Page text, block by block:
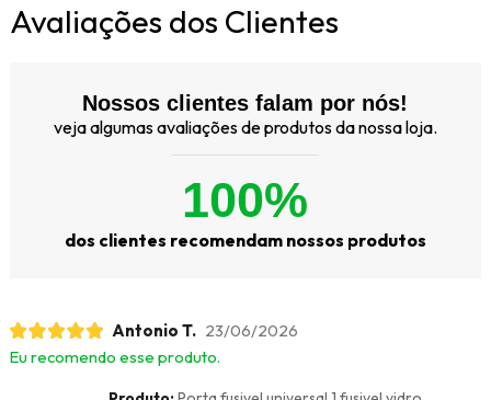
Avaliações dos Clientes
Nossos clientes falam por nós!
veja algumas avaliações de produtos da nossa loja.
100%
dos clientes recomendam nossos produtos
Antonio T. 23/06/2026
Eu recomendo esse produto.